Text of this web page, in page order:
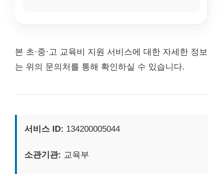
본 초·중·고 교육비 지원 서비스에 대한 자세한 정보
는 위의 문의처를 통해 확인하실 수 있습니다.
서비스 ID: 134200005044
소관기관: 교육부